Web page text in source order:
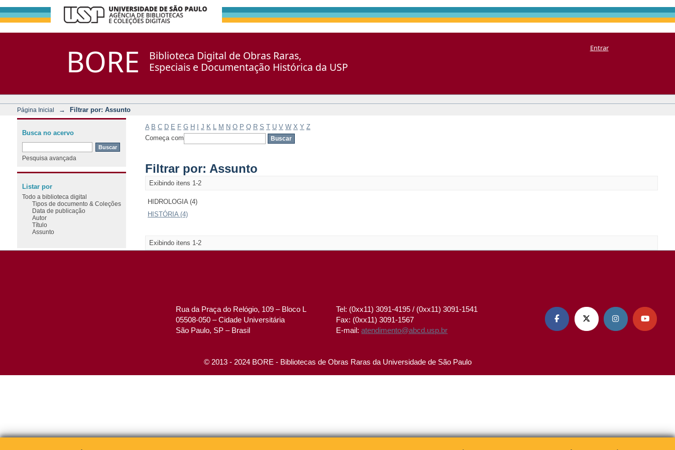
BORE
Biblioteca Digital de Obras Raras,
Especiais e Documentação Histórica da USP
Entrar
Página Inicial → Filtrar por: Assunto
A B C D E F G H J K M N O P Q R S T U V W X Y Z
Começa com
Filtrar por: Assunto
Exibindo itens 1-2
HIDROLOGIA (4)
HISTÓRIA (4)
Exibindo itens 1-2
Busca no acervo
Pesquisa avançada
Listar por
Todo a biblioteca digital
Tipos de documento & Coleções
Data de publicação
Autor
Título
Assunto
Rua da Praça do Relógio, 109 – Bloco L
05508-050 – Cidade Universitária
São Paulo, SP – Brasil
Tel: (0xx11) 3091-4195 / (0xx11) 3091-1541
Fax: (0xx11) 3091-1567
E-mail:atendimento@abcd.usp.br
   
© 2013 - 2024 BORE - Bibliotecas de Obras Raras da Universidade de São Paulo